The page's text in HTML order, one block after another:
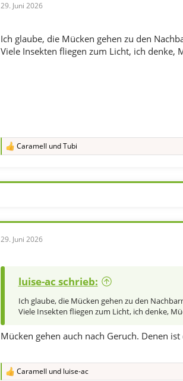
29. Juni 2026
Ich glaube, die Mücken gehen zu den
Viele Insekten fliegen zum Licht, ich denke,
R
e
n
:
Caramell undTubi
29. Juni 2026
luise-ac schrieb:
Ich glaube, die Mücken gehen zu den
Viele Insekten fliegen zum Licht, ich denke,
Mücken gehen auch nach Geruch. Denen
R
Caramell und luise-ac